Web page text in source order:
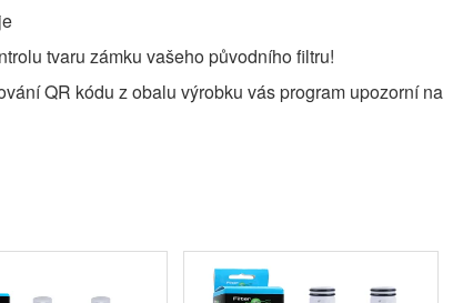
tvaru zámku vašeho původního filtru!
QR kódu z obalu výrobku vás program upozorní na